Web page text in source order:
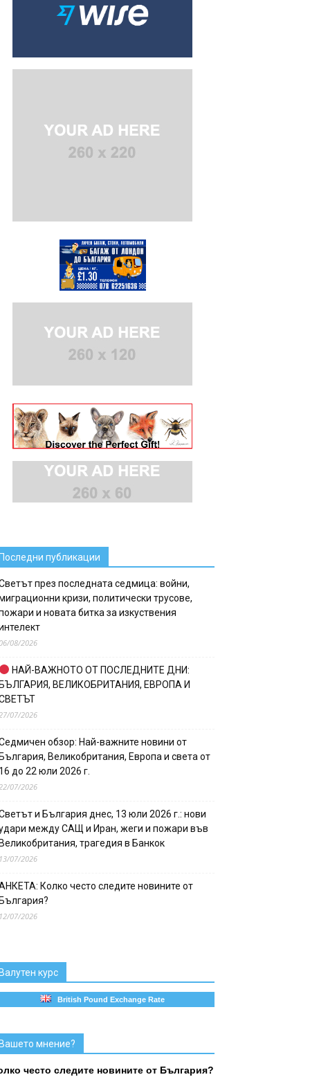
публикации
през последната седмица: войни,
кризи, политически трусове,
и новата битка за изкуствения
08/2026
НАЙ-ВАЖНОТО ОТ ПОСЛЕДНИТЕ ДНИ:
ВЕЛИКОБРИТАНИЯ, ЕВРОПА И
07/2026
обзор: Най-важните новини от
Великобритания, Европа и света от
до 22 юли 2026 г.
07/2026
и България днес, 13 юли 2026 г.: нови
между САЩ и Иран, жеги и пожари във
трагедия в Банкок
07/2026
Колко често следите новините от
07/2026
курс
British Pound Exchange Rate
мнение?
често следите новините от България?